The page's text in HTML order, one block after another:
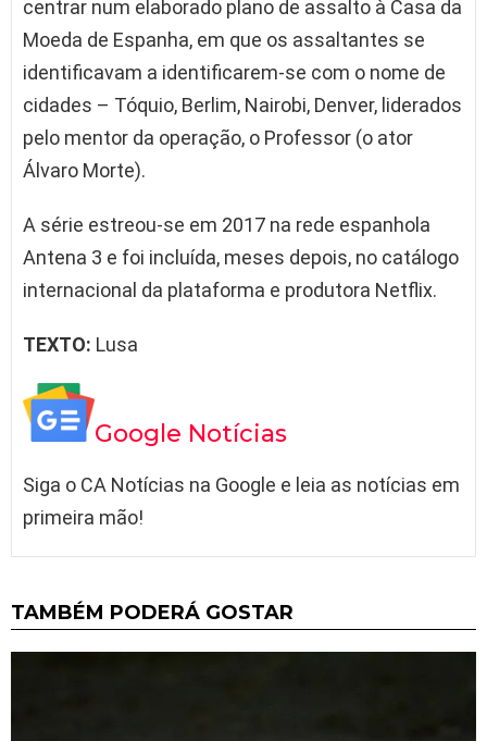
centrar num elaborado plano de assalto à Casa da
Moeda de Espanha, em que os assaltantes se
identificavam a identificarem-se com o nome de
cidades – Tóquio, Berlim, Nairobi, Denver, liderados
pelo mentor da operação, o Professor (o ator
Álvaro Morte).
A série estreou-se em 2017 na rede espanhola
Antena 3 e foi incluída, meses depois, no catálogo
internacional da plataforma e produtora Netflix.
TEXTO: Lusa
Google Notícias
Siga o CA Notícias na Google e leia as notícias em
primeira mão!
TAMBÉM PODERÁ GOSTAR